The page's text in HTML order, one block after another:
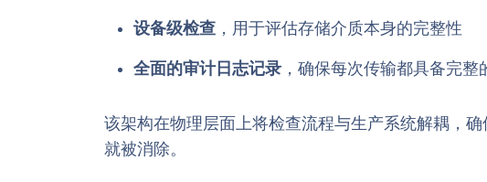
设备级检查 ，用于评估存储介质本身的完整性
全面的审计日志记录 ，确保每次传输都具备完整
该架构在物理层面上将检查流程与生产系统解耦，
就被消除。